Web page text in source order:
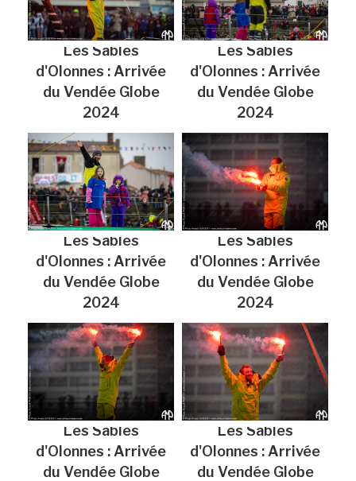
Les Sables
d'Olonnes : Arrivée
du Vendée Globe
2024
Les Sables
d'Olonnes : Arrivée
du Vendée Globe
2024
Les Sables
d'Olonnes : Arrivée
du Vendée Globe
2024
Les Sables
d'Olonnes : Arrivée
du Vendée Globe
2024
Les Sables
d'Olonnes : Arrivée
du Vendée Globe
Les Sables
d'Olonnes : Arrivée
du Vendée Globe